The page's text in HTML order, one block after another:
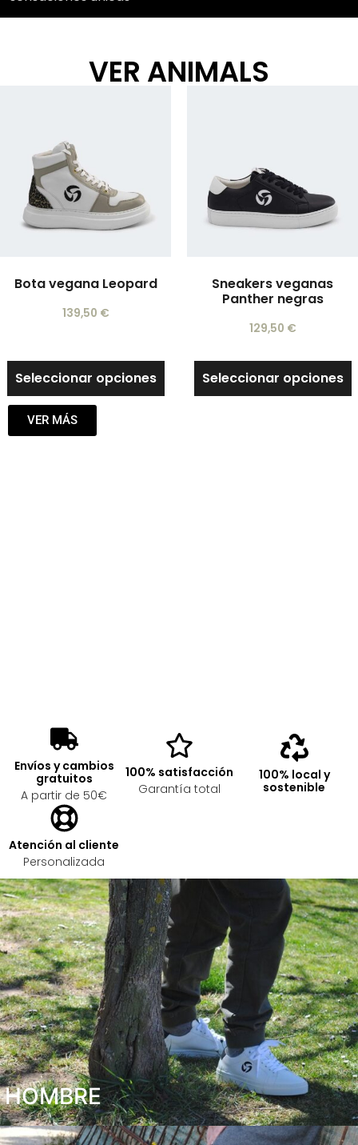
VER MÁS
VER ANIMALS
Bota vegana Leopard
139,50 €
Seleccionar opciones
Sneakers veganas
Panther negras
129,50 €
Seleccionar opciones
Envíos y cambios
gratuitos
A partir de 50€
100% satisfacción
Garantía total
100% local y
sostenible
Atención al cliente
Personalizada
HOMBRE